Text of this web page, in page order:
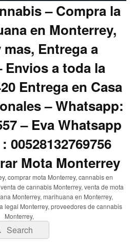
– Compra la
en Monterrey,
Entrega a
a toda la
Entrega en Casa
– Whatsapp:
– Eva Whatsapp
00528132769756
Mota Monterrey
comprar mota Monterrey, cannabis en
de cannabis Monterrey, venta de mota
Monterrey, marihuana en Monterrey,
legal Monterrey, proveedores de cannabis
Monterrey,
Search